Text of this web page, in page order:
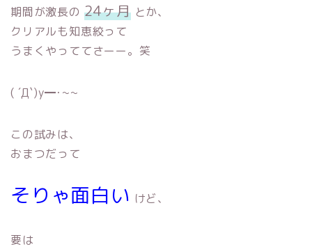
期間が激長の 24ヶ月とか、
クリアルも知恵絞って
うまくやっててさーー。笑
( ´Д`)y━･~~
この試みは、
おまつだって
そりゃ面白い けど、
要は